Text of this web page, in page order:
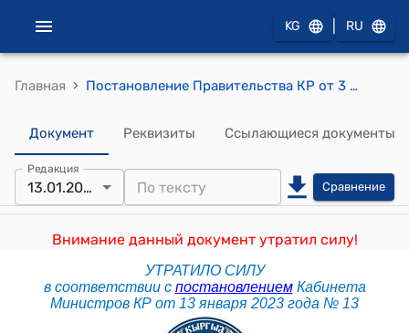
KG RU
Главная › Постановление Правительства КР от 3 октября 2019 года № 515 "О проекте Закона Кыргызской Республики "О внесении изменения в Административно-процессуальный кодекс Кыргызской Республики"
Документ Реквизиты Ссылающиеся документы
Редакция
13.01.2023 Сравнение
Внимание данный документ утратил силу!